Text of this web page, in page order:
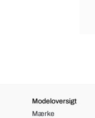
Modeloversigt
Mærke